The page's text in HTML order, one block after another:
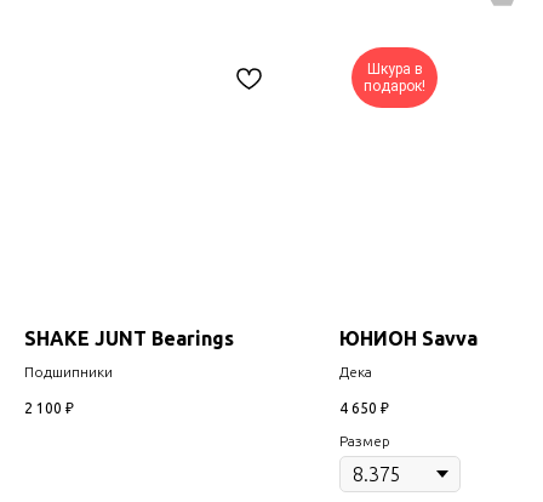
SHAKE JUNT Bearings
Подшипники
2 100 ₽
Шкура в
подарок!
ЮНИОН Savva
Дека
4 650 ₽
Размер